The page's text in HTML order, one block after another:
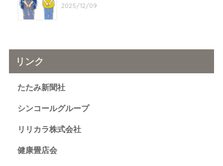
2025/12/09
リンク
たたみ新聞社
シンコールグループ
リリカラ株式会社
健康畳店会